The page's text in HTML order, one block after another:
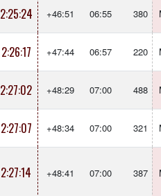
2:25:24 +46:51 06:55 380
2:26:17 +47:44 06:57 220
2:27:02 +48:29 07:00 488
2:27:07 +48:34 07:00 321
2:27:14 +48:41 07:00 387